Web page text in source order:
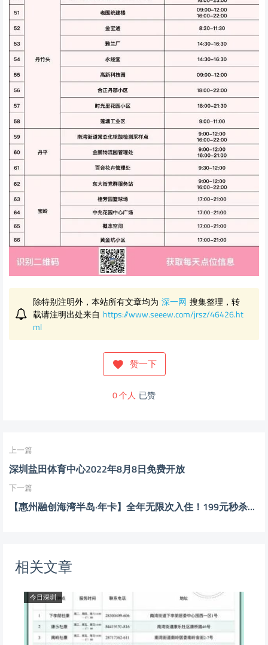
除特别注明外，本站所有文章均为 深一网 搜集整理，转
载请注明出处来自 https://www.seeew.com/jrsz/46426.ht
ml
赞一下
0个人 已赞
上一篇
深圳盐田体育中心2022年8月8日免费开放
下一篇
【惠州融创海湾半岛·年卡】全年无限次入住！199元秒杀海湾半岛180°海景阳台豪华房年卡，下楼即是沙滩，全年平日不加价~
相关文章
今日深圳